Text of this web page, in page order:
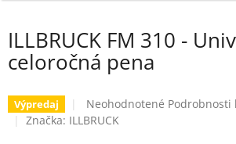
ILLBRUCK FM 310 -
celoročná pena
Výpredaj
Priemerné
hodnotenie
Neohodnotené Podrobnosti
Značka: ILLBRUCK